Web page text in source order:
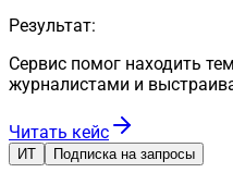
Результат:
Сервис помог находить
журналистами и
Читать кейс
ИТ Подписка на запросы